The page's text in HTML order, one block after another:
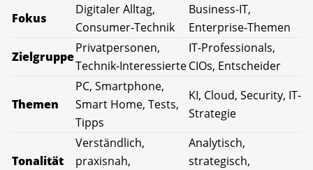
Fokus
Digitaler Alltag,
Consumer-Technik
Business-IT,
Enterprise-Themen
Zielgruppe
Privatpersonen,
Technik-Interessierte
IT-Professionals,
CIOs, Entscheider
Themen
PC, Smartphone,
Smart Home, Tests,
Tipps
KI, Cloud, Security, IT-
Strategie
Tonalität
Verständlich,
praxisnah,
Analytisch,
strategisch,